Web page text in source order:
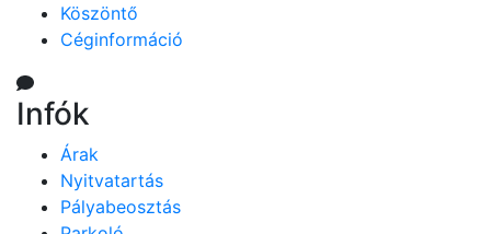
Köszöntő
Céginformáció
Infók
Árak
Nyitvatartás
Pályabeosztás